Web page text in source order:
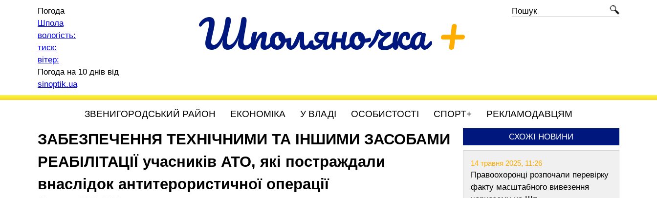
Шполяночка+
Погода
Шпола
вологість:
тиск:
вітер:
Погода на 10 днів від
sinoptik.ua
ЗВЕНИГОРОДСЬКИЙ РАЙОН ЕКОНОМІКА У ВЛАДІ ОСОБИСТОСТІ СПОРТ+ РЕКЛАМОДАВЦЯМ
ЗАБЕЗПЕЧЕННЯ ТЕХНІЧНИМИ ТА ІНШИМИ ЗАСОБАМИ
РЕАБІЛІТАЦІЇ учасників АТО, які постраждали
внаслідок антитерористичної операції
СХОЖІ НОВИНИ
14 травня 2025, 11:26
Правоохоронці розпочали перевірку
факту масштабного вивезення